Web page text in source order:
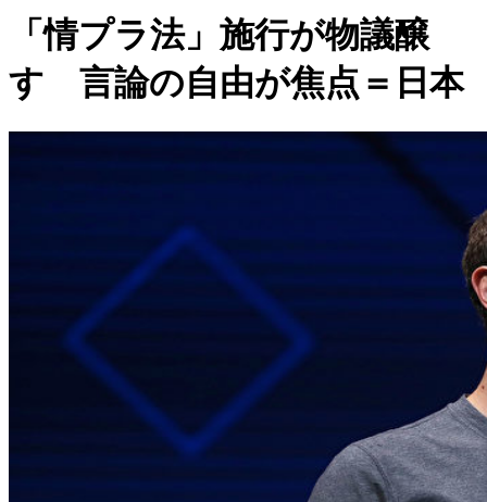
「情プラ法」施行が物議醸
す 言論の自由が焦点＝日本